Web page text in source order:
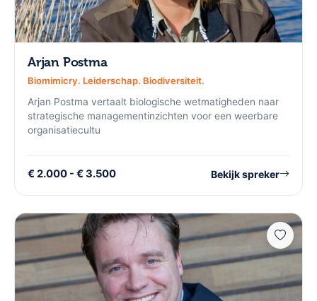
Arjan Postma
Biomimicry. Leiderschap. Biodiversiteit.
Arjan Postma vertaalt biologische wetmatigheden naar
strategische managementinzichten voor een weerbare
organisatiecultu
€ 2.000 - € 3.500 Bekijk spreker